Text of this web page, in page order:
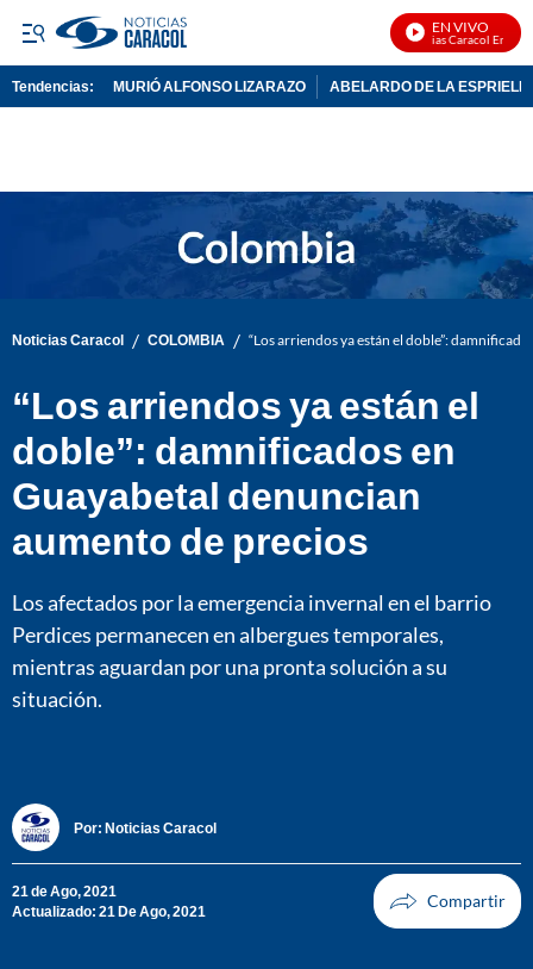
EN VIVO
Noticias Caracol En Vivo
Tendencias: MURIÓ ALFONSO LIZARAZO ABELARDO DE LA
Noticias Caracol / COLOMBIA / “Los arriendos ya están el doble”:
“Los arriendos ya están el
doble”: damnificados en
Guayabetal denuncian
aumento de precios
Los afectados por la emergencia invernal en el barrio
Perdices permanecen en albergues temporales,
mientras aguardan por una pronta solución a su
situación.
Por: Noticias Caracol
21 de Ago, 2021
Actualizado: 21 De Ago, 2021